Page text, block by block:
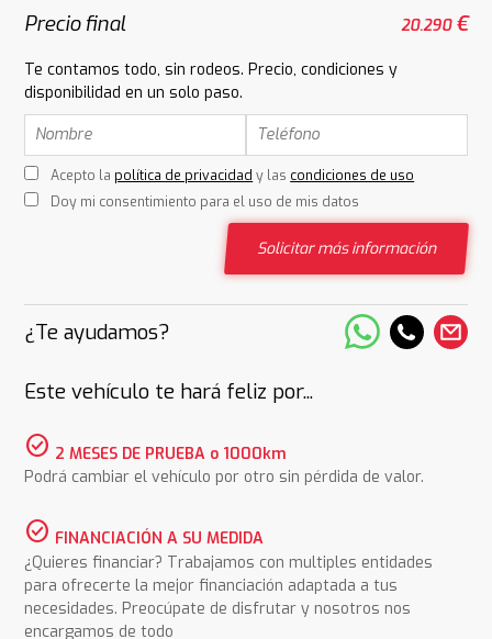
Precio final 20.290€
Te contamos todo, sin rodeos. Precio, condiciones y
disponibilidad en un solo paso.
Acepto la política de privacidad y las condiciones de uso
Doy mi consentimiento para el uso de mis datos
Solicitar más información
¿Te ayudamos?
Este vehículo te hará feliz por...
check_circle 2 MESES DE PRUEBA o 1000km
Podrá cambiar el vehículo por otro sin pérdida de valor.
check_circle FINANCIACIÓN A SU MEDIDA
¿Quieres financiar? Trabajamos con multiples entidades
para ofrecerte la mejor financiación adaptada a tus
necesidades. Preocúpate de disfrutar y nosotros nos
encargamos de todo